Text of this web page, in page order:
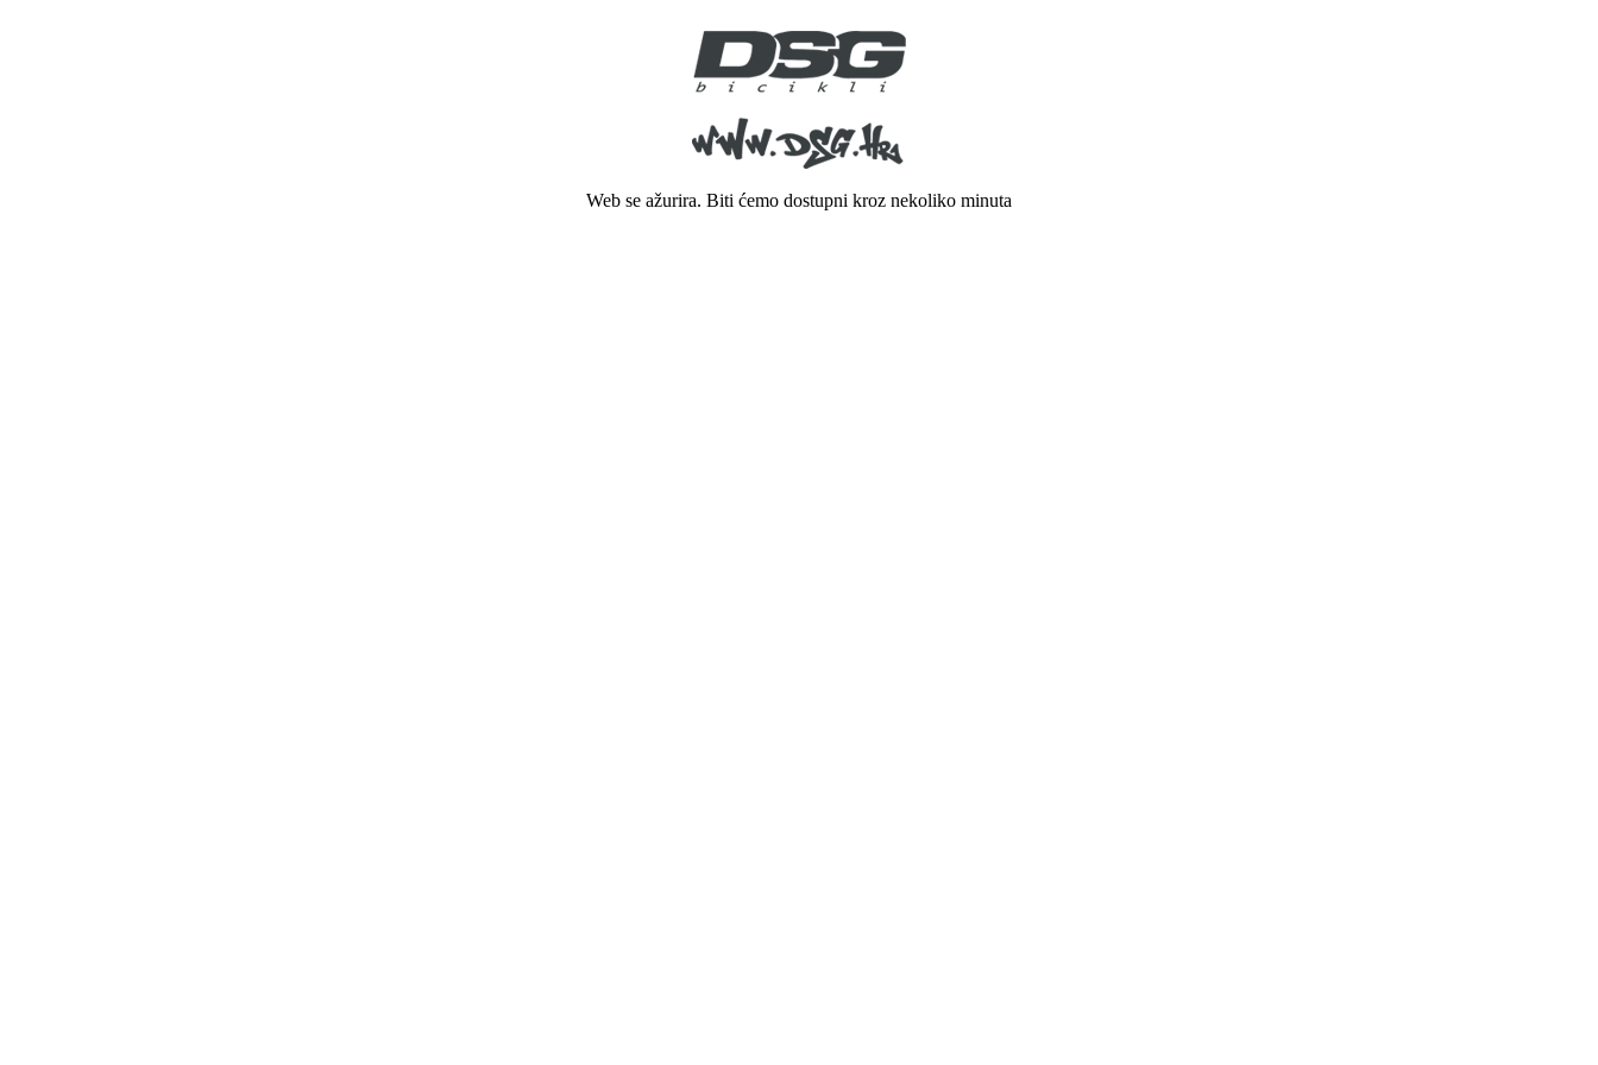
Web se ažurira. Biti ćemo dostupni kroz nekoliko minuta